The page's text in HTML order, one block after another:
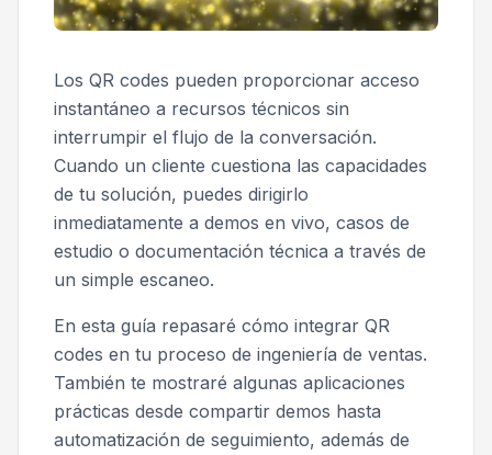
Los QR codes pueden proporcionar acceso
instantáneo a recursos técnicos sin
interrumpir el flujo de la conversación.
Cuando un cliente cuestiona las capacidades
de tu solución, puedes dirigirlo
inmediatamente a demos en vivo, casos de
estudio o documentación técnica a través de
un simple escaneo.
En esta guía repasaré cómo integrar QR
codes en tu proceso de ingeniería de ventas.
También te mostraré algunas aplicaciones
prácticas desde compartir demos hasta
automatización de seguimiento, además de